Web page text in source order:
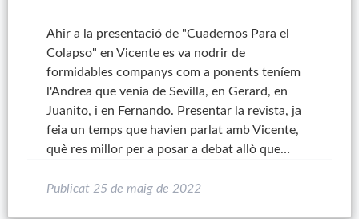
Ahir a la presentació de "Cuadernos Para el
Colapso" en Vicente es va nodrir de
formidables companys com a ponents teníem
l'Andrea que venia de Sevilla, en Gerard, en
Juanito, i en Fernando. Presentar la revista, ja
feia un temps que havien parlat amb Vicente,
què res millor per a posar a debat allò que…
Publicat 25 de maig de 2022